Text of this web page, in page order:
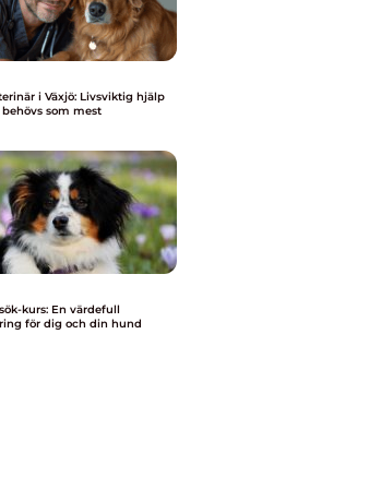
i Växjö: Livsviktig hjälp
som mest
kurs: En värdefull
för dig och din hund